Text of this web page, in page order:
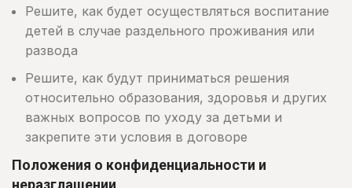
Решите, как будет осуществляться воспитание
детей в случае раздельного проживания или
развода
Решите, как будут приниматься решения
относительно образования, здоровья и других
важных вопросов по уходу за детьми и
закрепите эти условия в договоре
Положения о конфиденциальности и